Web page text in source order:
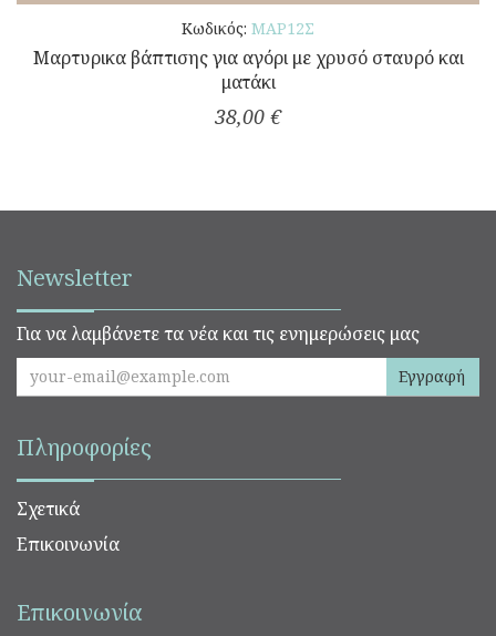
Κωδικός: ΜΑΡ12Σ
Μαρτυρικα βάπτισης για αγόρι με χρυσό σταυρό και
ματάκι
38,00 €
Newsletter
Για να λαμβάνετε τα νέα και τις ενημερώσεις μας
Εγγραφή
Πληροφορίες
Σχετικά
Επικοινωνία
Επικοινωνία